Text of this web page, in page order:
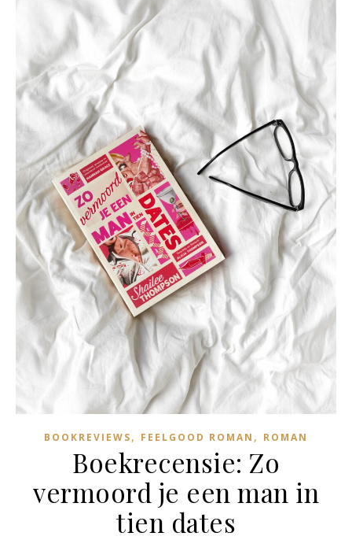
BOOKREVIEWS, FEELGOOD ROMAN , ROMAN
Boekrecensie: Zo
vermoord je een man in
tien dates